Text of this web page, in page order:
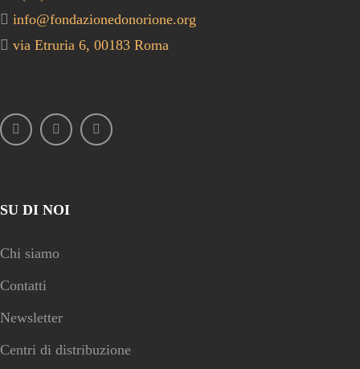
info@fondazionedonorione.org
via Etruria 6, 00183 Roma
SU DI NOI
Chi siamo
Contatti
Newsletter
Centri di distribuzione